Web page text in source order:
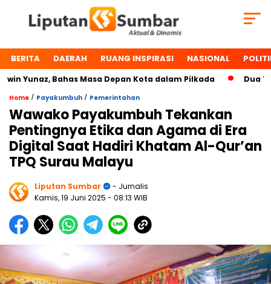
BERITA DAERAH RUANG INSPIRASI NASIONAL
Bahas Masa Depan Kota dalam Pilkada Dua
Home / Payakumbuh / Pemerintahan
Wawako Payakumbuh Tekankan
Pentingnya Etika dan Agama di Era
Digital Saat Hadiri Khatam Al-Qur’an
TPQ Surau Malayu
Liputan Sumbar
- Jurnalis
Kamis, 19 Juni 2025 - 08:13 WIB